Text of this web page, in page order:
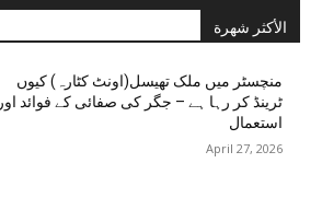
الأكثر شهرة
منچسٹر میں ملک تھیسل(اونٹ کٹارہ) کیوں
ٹرینڈ کر رہا ہے – جگر کی صفائی کے فوائد اور
استعمال
April 27, 2026